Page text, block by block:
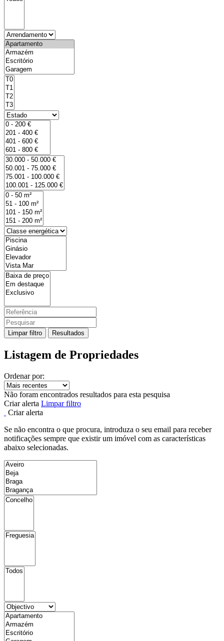
Limpar filtro Resultados
Listagem de Propriedades
Ordenar por:
Não foram encontrados resultados para esta pesquisa
Criar alerta Limpar filtro
Criar alerta
Se não encontra o que procura, introduza o seu email para receber
notificações sempre que existir um imóvel com as características
abaixo selecionadas.